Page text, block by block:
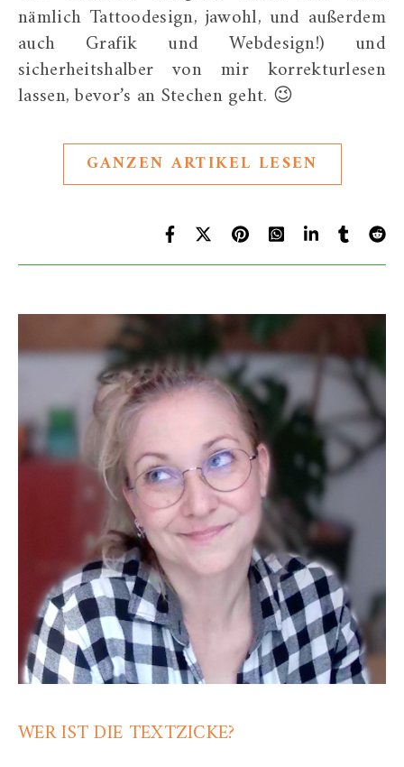
nämlich Tattoodesign, jawohl, und außerdem
auch Grafik und Webdesign!) und
sicherheitshalber von mir korrekturlesen
lassen, bevor’s an Stechen geht. 😉
GANZEN ARTIKEL LESEN
WER IST DIE TEXTZICKE?